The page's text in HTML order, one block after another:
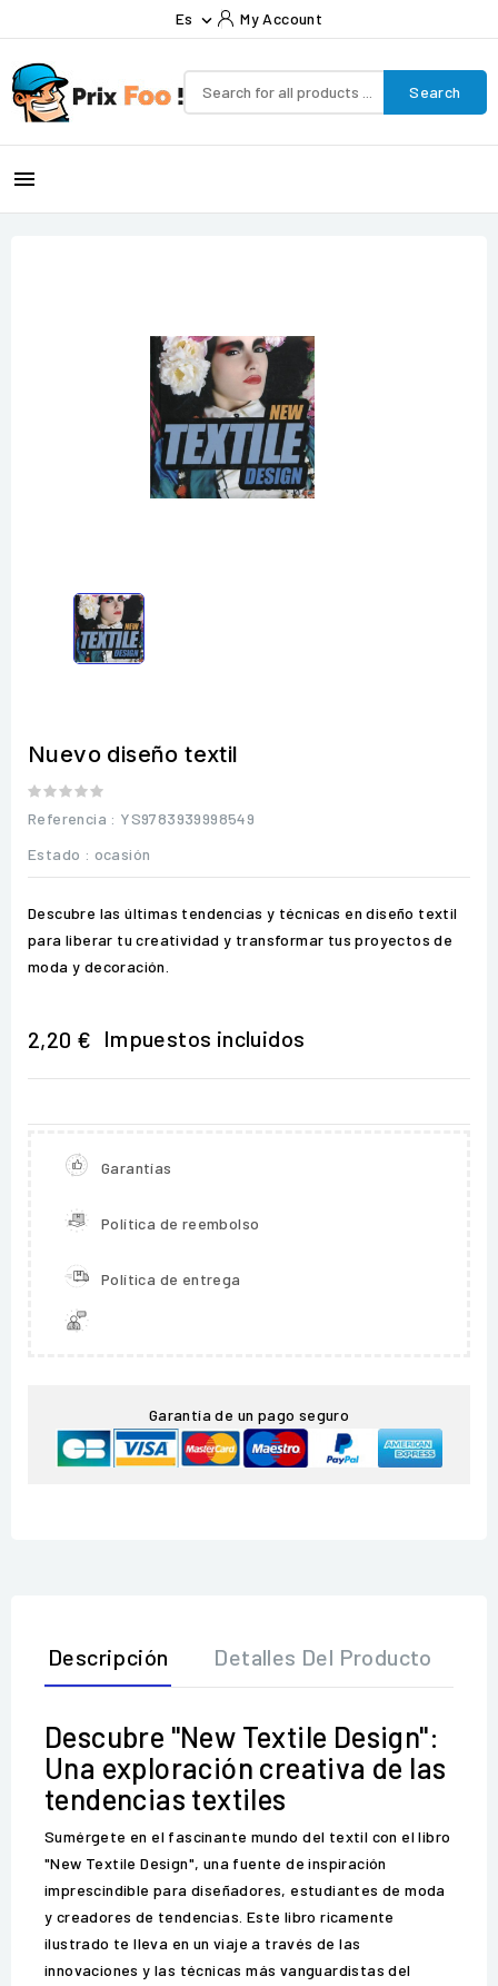
Es  My Account
Search

Nuevo diseño textil
Referencia : YS9783939998549
Estado : ocasión
Descubre las últimas tendencias y técnicas en diseño textil
para liberar tu creatividad y transformar tus proyectos de
moda y decoración.
2,20 € Impuestos incluidos
Garantías
Política de reembolso
Política de entrega
Garantía de un pago seguro
Descripción Detalles Del Producto
Descubre "New Textile Design":
Una exploración creativa de las
tendencias textiles
Sumérgete en el fascinante mundo del textil con el libro
"New Textile Design", una fuente de inspiración
imprescindible para diseñadores, estudiantes de moda
y creadores de tendencias. Este libro ricamente
ilustrado te lleva en un viaje a través de las
innovaciones y las técnicas más vanguardistas del